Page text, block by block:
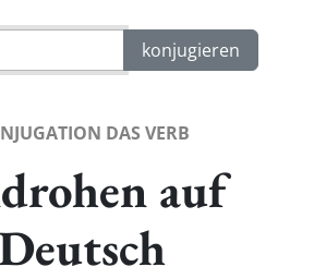
DAS VERB
auf
Deutsch